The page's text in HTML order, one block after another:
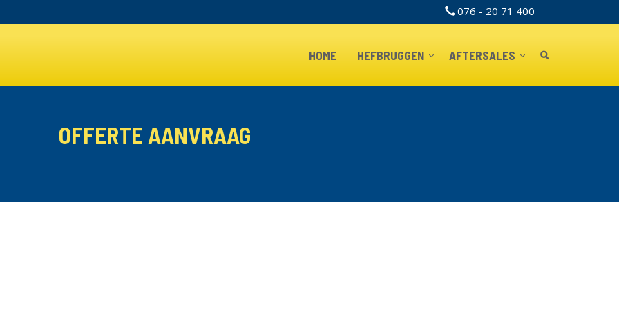
TOPBAR
076 - 20 71 400
HOME HEFBRUGGEN AFTERSALES
OFFERTE AANVRAAG